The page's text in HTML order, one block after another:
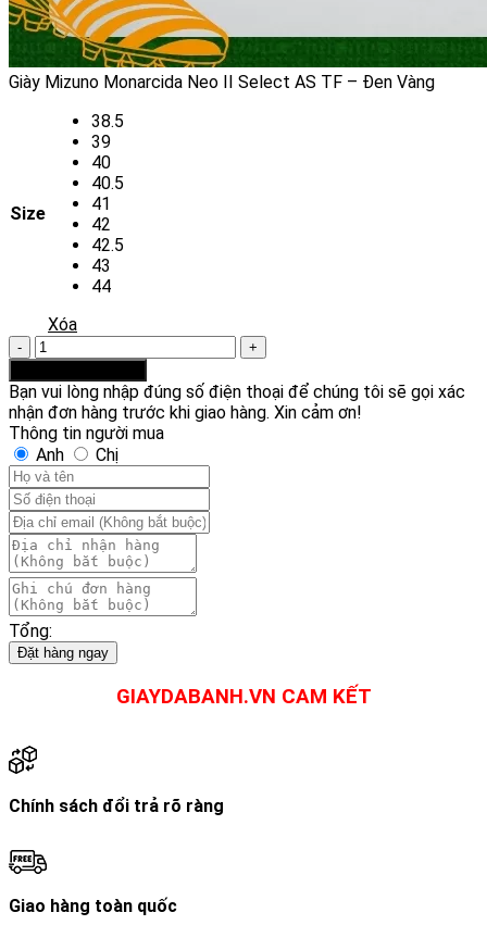
Giày Mizuno Monarcida Neo II Select AS TF – Đen Vàng
Size
38.5
39
40
40.5
41
42
42.5
43
44
Xóa
Giày
Mizuno
Monarcida
Neo
II
Select
AS
TF
-
Đen
Vàng
số
lượng
Bạn vui lòng nhập đúng số điện thoại để chúng tôi sẽ gọi xác
nhận đơn hàng trước khi giao hàng. Xin cảm ơn!
Thông tin người mua
Anh
Chị
Tổng:
Đặt hàng ngay
GIAYDABANH.VN CAM KẾT
Chính sách đổi trả rõ ràng
Giao hàng toàn quốc